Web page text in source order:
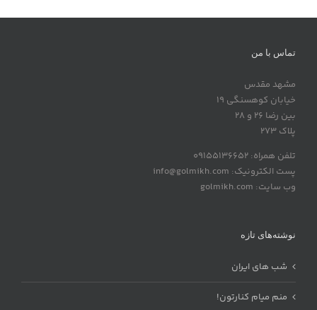
تماس با من
مشهد مقدس
خیابان کوهسنگی 19
بین رضا 26 و 28
پلاک 273
تلفن همراه: 09155136652
پست الکترونیک: info@golmikh.com
وب سایت: golmikh.com
نوشته‌های تازه
شب های ایران
منم میام کنارتون!